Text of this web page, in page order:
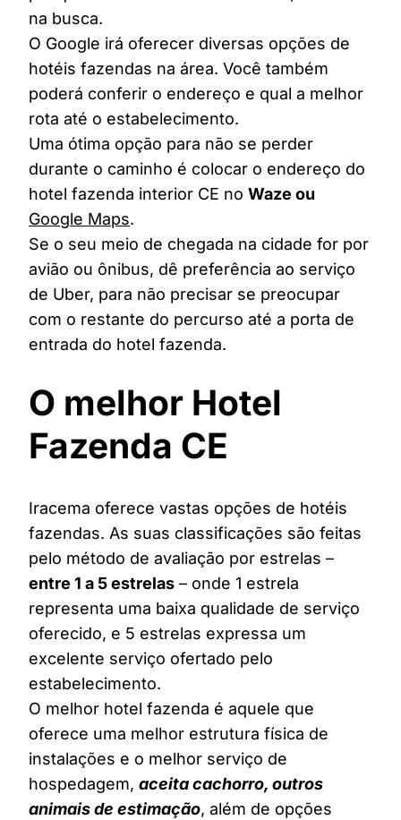
na busca.
O Google irá oferecer diversas opções de
hotéis fazendas na área. Você também
poderá conferir o endereço e qual a melhor
rota até o estabelecimento.
Uma ótima opção para não se perder
durante o caminho é colocar o endereço do
hotel fazenda interior CE no Waze ou
Google Maps.
Se o seu meio de chegada na cidade for por
avião ou ônibus, dê preferência ao serviço
de Uber, para não precisar se preocupar
com o restante do percurso até a porta de
entrada do hotel fazenda.
O melhor Hotel
Fazenda CE
Iracema oferece vastas opções de hotéis
fazendas. As suas classificações são feitas
pelo método de avaliação por estrelas –
entre 1 a 5 estrelas – onde 1 estrela
representa uma baixa qualidade de serviço
oferecido, e 5 estrelas expressa um
excelente serviço ofertado pelo
estabelecimento.
O melhor hotel fazenda é aquele que
oferece uma melhor estrutura física de
instalações e o melhor serviço de
hospedagem, aceita cachorro, outros
animais de estimação, além de opções